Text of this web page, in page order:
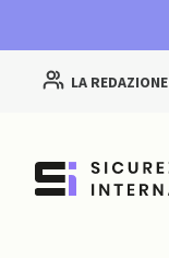
LA REDAZIONE